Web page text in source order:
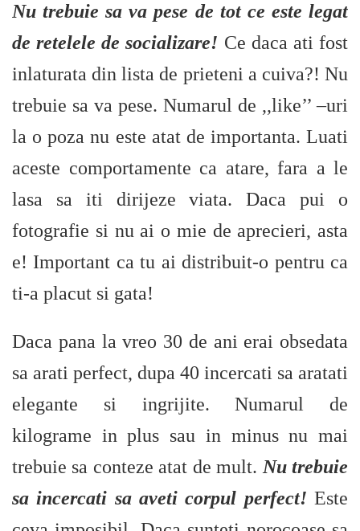
Nu trebuie sa va pese de tot ce este legat
de retelele de socializare! Ce daca ati fost
inlaturata din lista de prieteni a cuiva?! Nu
trebuie sa va pese. Numarul de ,,like’’ –uri
la o poza nu este atat de importanta. Luati
aceste comportamente ca atare, fara a le
lasa sa iti dirijeze viata. Daca pui o
fotografie si nu ai o mie de aprecieri, asta
e! Important ca tu ai distribuit-o pentru ca
ti-a placut si gata!
Daca pana la vreo 30 de ani erai obsedata
sa arati perfect, dupa 40 incercati sa aratati
elegante si ingrijite. Numarul de
kilograme in plus sau in minus nu mai
trebuie sa conteze atat de mult.Nu trebuie
sa incercati sa aveti corpul perfect! Este